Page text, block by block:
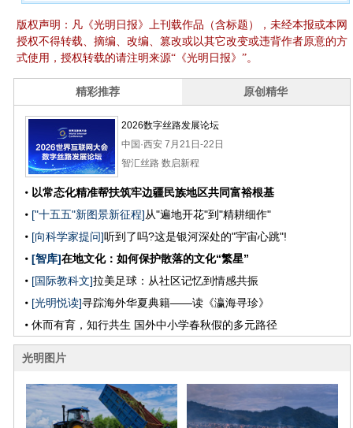
版权声明：凡《光明日报》上刊载作品（含标题），未经本报或本网
授权不得转载、摘编、改编、篡改或以其它改变或违背作者原意的方
式使用，授权转载的请注明来源“《光明日报》”。